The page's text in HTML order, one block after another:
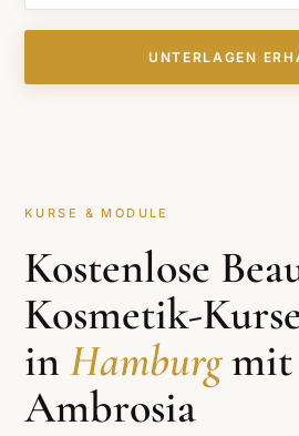
UNTERLAGEN
KURSE & MODULE
Kostenlose
Kosmetik-
inHamburgmit
Ambrosia